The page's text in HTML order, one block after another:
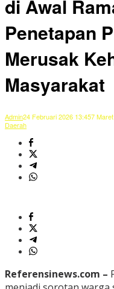
di Awal
Penetapan
Merusak
Masyarakat
Admin24 Februari 2026 13:457
Daerah
Referensinews.com –